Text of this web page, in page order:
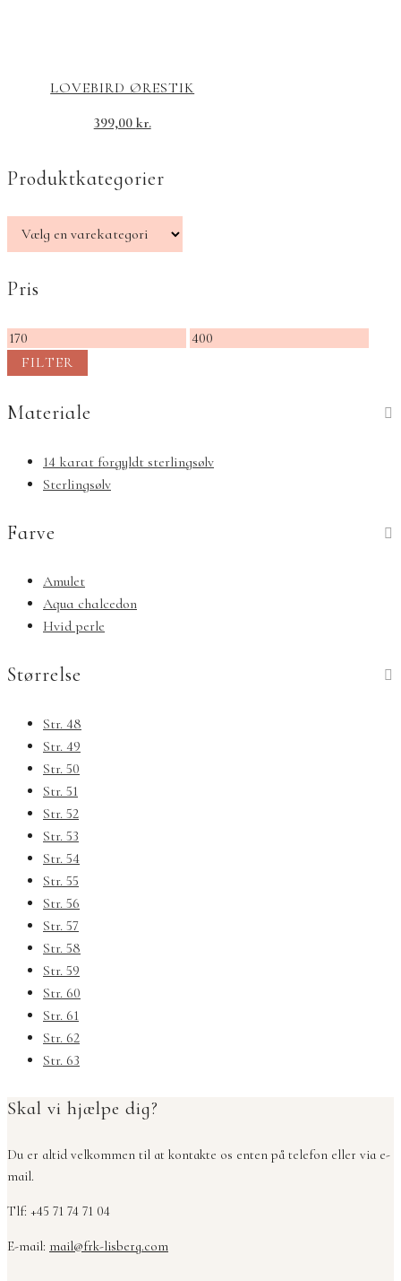
LOVEBIRD ØRESTIK
399,00 kr.
Produktkategorier
Pris
Mindste
pris
Højeste
FILTER
Materiale
14 karat forgyldt sterlingsølv
Sterlingsølv
Farve
Amulet
Aqua chalcedon
Hvid perle
Størrelse
Str. 48
Str. 49
Str. 50
Str. 51
Str. 52
Str. 53
Str. 54
Str. 55
Str. 56
Str. 57
Str. 58
Str. 59
Str. 60
Str. 61
Str. 62
Str. 63
Skal vi hjælpe dig?
Du er altid velkommen til at kontakte os enten på telefon eller via e-
mail.
Tlf: +45 71 74 71 04
E-mail: mail@frk-lisberg.com